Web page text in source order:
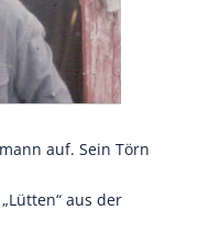
auf. Sein Törn
aus der